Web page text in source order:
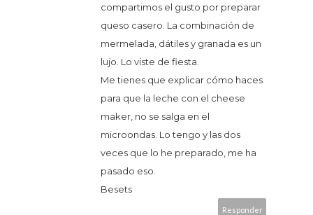
compartimos el gusto por preparar
queso casero. La combinación de
mermelada, dátiles y granada es un
lujo. Lo viste de fiesta.
Me tienes que explicar cómo haces
para que la leche con el cheese
maker, no se salga en el
microondas. Lo tengo y las dos
veces que lo he preparado, me ha
pasado eso.
Besets
Responder